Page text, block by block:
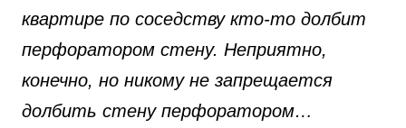
квартире по соседству кто-то долбит
перфоратором стену. Неприятно,
конечно, но никому не запрещается
долбить стену перфоратором…